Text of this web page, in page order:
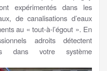
expérimentés dans les
de canalisations d’eaux
au « tout-à-l’égout ». En
adroits détectent
dans votre système